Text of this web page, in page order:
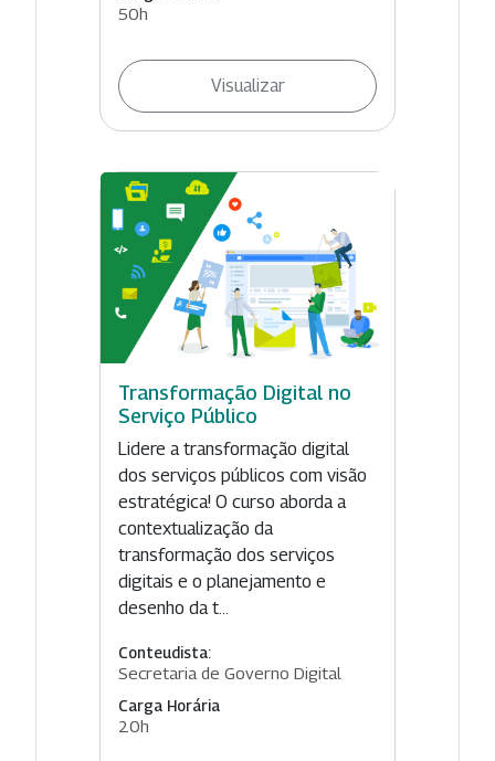
50h
Visualizar
Transformação Digital no
Serviço Público
Lidere a transformação digital
dos serviços públicos com visão
estratégica! O curso aborda a
contextualização da
transformação dos serviços
digitais e o planejamento e
desenho da t...
Conteudista:
Secretaria de Governo Digital
Carga Horária
20h